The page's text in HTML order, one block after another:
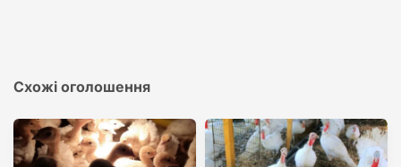
Схожі оголошення